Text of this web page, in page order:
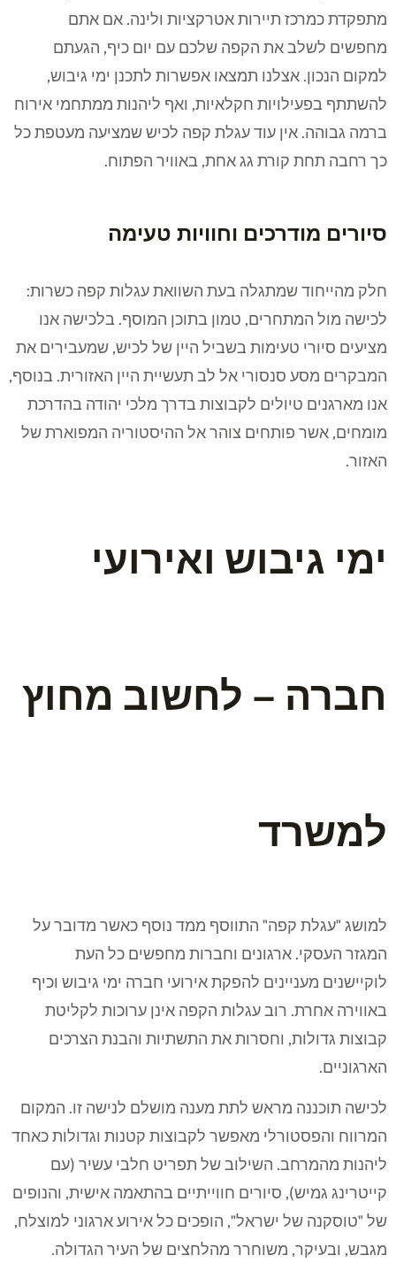
מתפקדת כמרכז תיירות אטרקציות ולינה. אם אתם
מחפשים לשלב את הקפה שלכם עם יום כיף, הגעתם
למקום הנכון. אצלנו תמצאו אפשרות לתכנן ימי גיבוש,
להשתתף בפעילויות חקלאיות, ואף ליהנות ממתחמי אירוח
ברמה גבוהה. אין עוד עגלת קפה לכיש שמציעה מעטפת כל
כך רחבה תחת קורת גג אחת, באוויר הפתוח.
סיורים מודרכים וחוויות טעימה
חלק מהייחוד שמתגלה בעת השוואת עגלות קפה כשרות:
לכישה מול המתחרים, טמון בתוכן המוסף. בלכישה אנו
מציעים סיורי טעימות בשביל היין של לכיש, שמעבירים את
המבקרים מסע סנסורי אל לב תעשיית היין האזורית. בנוסף,
אנו מארגנים טיולים לקבוצות בדרך מלכי יהודה בהדרכת
מומחים, אשר פותחים צוהר אל ההיסטוריה המפוארת של
האזור.
ימי גיבוש ואירועי
חברה – לחשוב מחוץ
למשרד
למושג "עגלת קפה" התווסף ממד נוסף כאשר מדובר על
המגזר העסקי. ארגונים וחברות מחפשים כל העת
לוקיישנים מעניינים להפקת אירועי חברה ימי גיבוש וכיף
באווירה אחרת. רוב עגלות הקפה אינן ערוכות לקליטת
קבוצות גדולות, וחסרות את התשתיות והבנת הצרכים
הארגוניים.
לכישה תוכננה מראש לתת מענה מושלם לנישה זו. המקום
המרווח והפסטורלי מאפשר לקבוצות קטנות וגדולות כאחד
ליהנות מהמרחב. השילוב של תפריט חלבי עשיר (עם
קייטרינג גמיש), סיורים חווייתיים בהתאמה אישית, והנופים
של "טוסקנה של ישראל", הופכים כל אירוע ארגוני למוצלח,
מגבש, ובעיקר, משוחרר מהלחצים של העיר הגדולה.